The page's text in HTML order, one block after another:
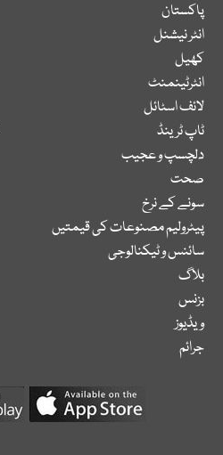
پاکستان
انٹر نیشنل
کھیل
انٹرٹینمنٹ
لائف اسٹائل
ٹاپ ٹرینڈ
دلچسپ و عجیب
صحت
سونے کے نرخ
پیٹرولیم مصنوعات کی قیمتیں
سائنس و ٹیکنالوجی
بلاگ
بزنس
ویڈیوز
جرائم